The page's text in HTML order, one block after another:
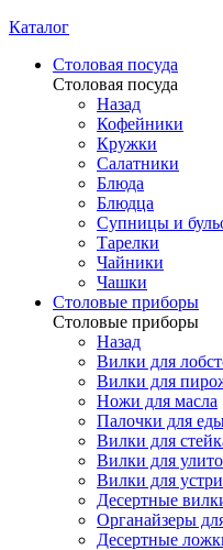
Каталог
Столовая посуда
Столовая посуда
Назад
Кофейники
Кружки
Салатники
Блюда
Блюдца
Супницы и
Тарелки
Чайники
Чашки
Cтоловые приборы
Cтоловые приборы
Назад
Вилки для
Вилки для
Ножи для масла
Палочки для
Вилки для
Вилки для
Вилки для
Десертные
Органайзеры
Десертные